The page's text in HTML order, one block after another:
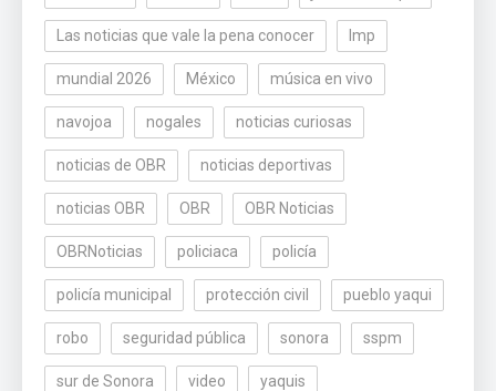
Las noticias que vale la pena conocer lmp
mundial 2026 México música en vivo
navojoa nogales noticias curiosas
noticias de OBR noticias deportivas
noticias OBR OBR OBR Noticias
OBRNoticias policiaca policía
policía municipal protección civil pueblo yaqui
robo seguridad pública sonora sspm
sur de Sonora video yaquis